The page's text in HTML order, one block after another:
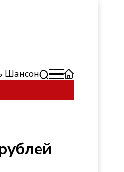
Шансон